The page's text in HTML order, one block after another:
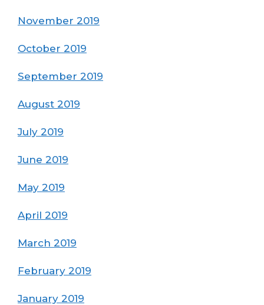
November 2019
October 2019
September 2019
August 2019
July 2019
June 2019
May 2019
April 2019
March 2019
February 2019
January 2019